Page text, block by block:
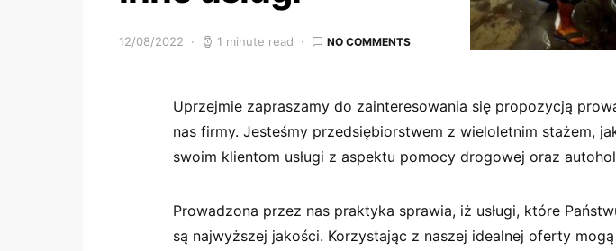
12/08/2022 1 minute read NO COMMENTS
Uprzejmie zapraszamy do zainteresowania się propozycją
nas firmy. Jesteśmy przedsiębiorstwem z wieloletnim stażem,
swoim klientom usługi z aspektu pomocy drogowej oraz
Prowadzona przez nas praktyka sprawia, iż usługi, które
są najwyższej jakości. Korzystając z naszej idealnej oferty